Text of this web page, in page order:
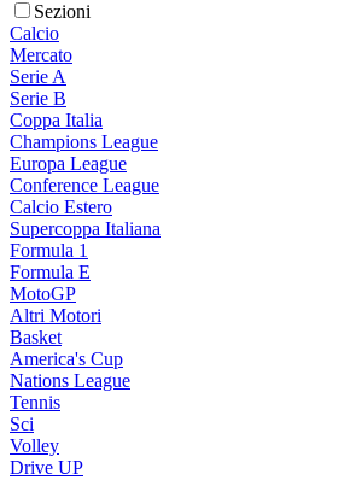
Sezioni
Calcio
Mercato
Serie A
Serie B
Coppa Italia
Champions League
Europa League
Conference League
Calcio Estero
Supercoppa Italiana
Formula 1
Formula E
MotoGP
Altri Motori
Basket
America's Cup
Nations League
Tennis
Sci
Volley
Drive UP